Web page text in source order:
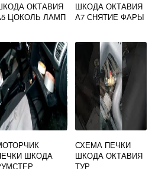
ОКТАВИЯ
ЦОКОЛЬ ЛАМП
ШКОДА ОКТАВИЯ
А7 СНЯТИЕ ФАРЫ
ШКОДА
СХЕМА ПЕЧКИ
ШКОДА ОКТАВИЯ
ТУР